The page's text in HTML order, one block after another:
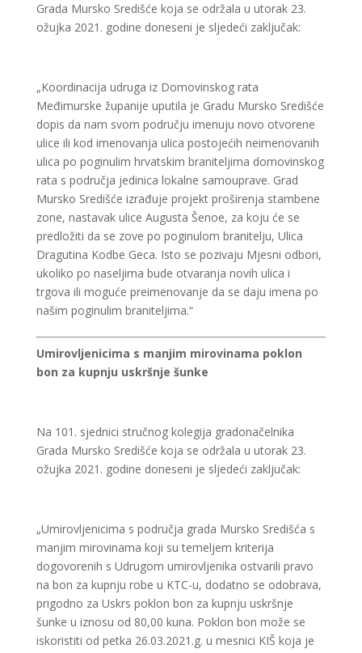
Grada Mursko Središće koja se održala u utorak 23.
ožujka 2021. godine doneseni je sljedeći zaključak:
„Koordinacija udruga iz Domovinskog rata
Međimurske županije uputila je Gradu Mursko Središće
dopis da nam svom području imenuju novo otvorene
ulice ili kod imenovanja ulica postojećih neimenovanih
ulica po poginulim hrvatskim braniteljima domovinskog
rata s područja jedinica lokalne samouprave. Grad
Mursko Središće izrađuje projekt proširenja stambene
zone, nastavak ulice Augusta Šenoe, za koju će se
predložiti da se zove po poginulom branitelju, Ulica
Dragutina Kodbe Geca. Isto se pozivaju Mjesni odbori,
ukoliko po naseljima bude otvaranja novih ulica i
trgova ili moguće preimenovanje da se daju imena po
našim poginulim braniteljima.“
Umirovljenicima s manjim mirovinama poklon
bon za kupnju uskršnje šunke
Na 101. sjednici stručnog kolegija gradonačelnika
Grada Mursko Središće koja se održala u utorak 23.
ožujka 2021. godine doneseni je sljedeći zaključak:
„Umirovljenicima s područja grada Mursko Središća s
manjim mirovinama koji su temeljem kriterija
dogovorenih s Udrugom umirovljenika ostvarili pravo
na bon za kupnju robe u KTC-u, dodatno se odobrava,
prigodno za Uskrs poklon bon za kupnju uskršnje
šunke u iznosu od 80,00 kuna. Poklon bon može se
iskoristiti od petka 26.03.2021.g. u mesnici KIŠ koja je